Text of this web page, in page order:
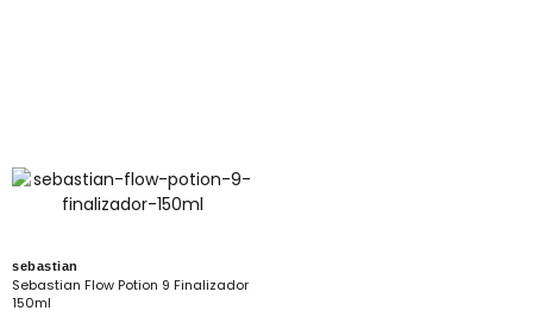
sebastian
Sebastian Flow Potion 9 Finalizador
150ml